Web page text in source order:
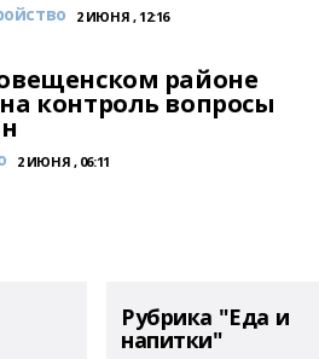
2 ИЮНЯ , 12:16
районе
контроль вопросы
2 ИЮНЯ , 06:11
Рубрика "Еда и
напитки"